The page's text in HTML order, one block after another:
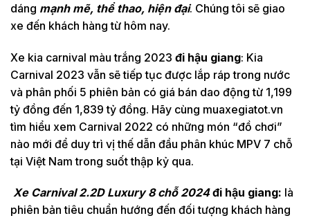
dáng mạnh mẽ, thể thao, hiện đại. Chúng tôi sẽ giao
xe đến khách hàng từ hôm nay.
Xe kia carnival màu trắng 2023 đi hậu giang: Kia
Carnival 2023 vẫn sẽ tiếp tục được lắp ráp trong nước
và phân phối 5 phiên bản có giá bán dao động từ 1,199
tỷ đồng đến 1,839 tỷ đồng. Hãy cùng muaxegiatot.vn
tìm hiểu xem Carnival 2022 có những món “đồ chơi”
nào mới để duy trì vị thế dẫn đầu phân khúc MPV 7 chỗ
tại Việt Nam trong suốt thập kỷ qua.
Xe Carnival 2.2D Luxury 8 chỗ 2024đi hậu giang: là
phiên bản tiêu chuẩn hướng đến đối tượng khách hàng